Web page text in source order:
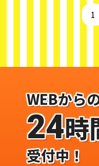
1
WEBから
24時
受付中！